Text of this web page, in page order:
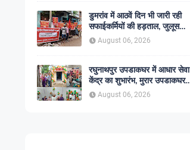
डुमरांव में आठवें दिन भी जारी रही
सफाईकर्मियों की हड़ताल, जुलूस
निकाल सरकार के खिलाफ किया
प्रदर्शन
August 06, 2026
रघुनाथपुर उपडाकघर में आधार सेवा
केंद्र का शुभारंभ, मुरार उपडाकघर
नए भवन में हुआ स्थानांतरित
August 06, 2026